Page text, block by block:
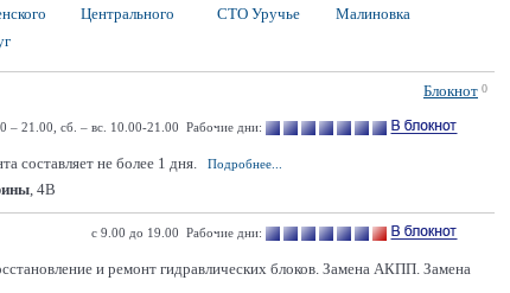
Центрального СТО Уручье
Малиновка
Блокнот 0
– 21.00, сб. – вс. 10.00-21.00 Рабочие дни:
составляет не более 1 дня.
Подробнее...
, 4В
с 9.00 до 19.00 Рабочие дни:
и ремонт гидравлических блоков. Замена АКПП. Замена